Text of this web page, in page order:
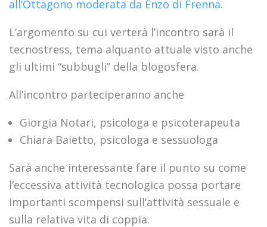
all’Ottagono moderata da Enzo di Frenna.
L’argomento su cui verterà l’incontro sarà il
tecnostress, tema alquanto attuale visto anche
gli ultimi “subbugli” della blogosfera.
All’incontro parteciperanno anche
Giorgia Notari, psicologa e psicoterapeuta
Chiara Baietto, psicologa e sessuologa
Sarà anche interessante fare il punto su come
l’eccessiva attività tecnologica possa portare
importanti scompensi sull’attività sessuale e
sulla relativa vita di coppia.